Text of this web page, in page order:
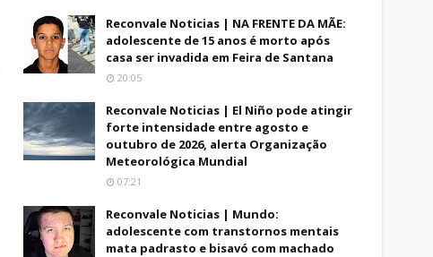
Reconvale Noticias | NA FRENTE DA MÃE:
adolescente de 15 anos é morto após
casa ser invadida em Feira de Santana
20:05
Reconvale Noticias | El Niño pode atingir
forte intensidade entre agosto e
outubro de 2026, alerta Organização
Meteorológica Mundial
07:21
Reconvale Noticias | Mundo:
adolescente com transtornos mentais
mata padrasto e bisavó com machado